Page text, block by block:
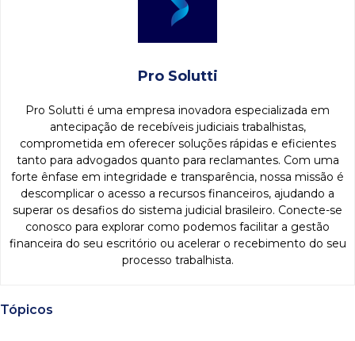
Pro Solutti
Pro Solutti é uma empresa inovadora especializada em
antecipação de recebíveis judiciais trabalhistas,
comprometida em oferecer soluções rápidas e eficientes
tanto para advogados quanto para reclamantes. Com uma
forte ênfase em integridade e transparência, nossa missão é
descomplicar o acesso a recursos financeiros, ajudando a
superar os desafios do sistema judicial brasileiro. Conecte-se
conosco para explorar como podemos facilitar a gestão
financeira do seu escritório ou acelerar o recebimento do seu
processo trabalhista.
Tópicos